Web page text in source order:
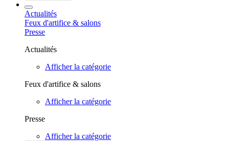
Actualités
Feux d'artifice & salons
Presse
Actualités
Afficher la catégorie
Feux d'artifice & salons
Afficher la catégorie
Presse
Afficher la catégorie